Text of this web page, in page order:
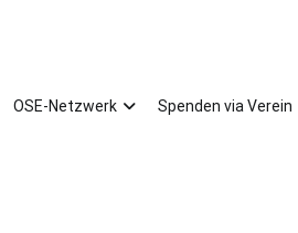
OSE-Netzwerk Spenden via Verein